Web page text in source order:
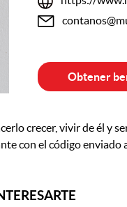
Obtener
crecer, vivir de él y
con el código enviado